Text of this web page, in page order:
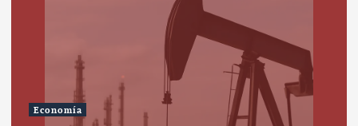
Economía